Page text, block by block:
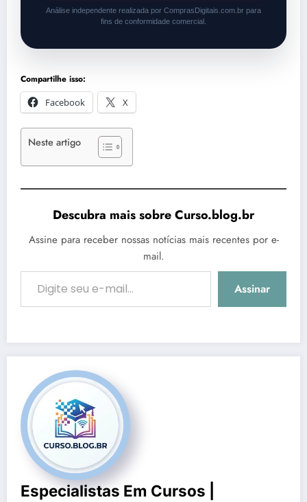
Análise independente realizada por ComprasDigitais.com.br para
fins de conformidade comercial.
Compartilhe isso:
Facebook
X
Neste artigo
Descubra mais sobre Curso.blog.br
Assine para receber nossas notícias mais recentes por e-
mail.
Digite seu e-mail…
Assinar
Especialistas Em Cursos |